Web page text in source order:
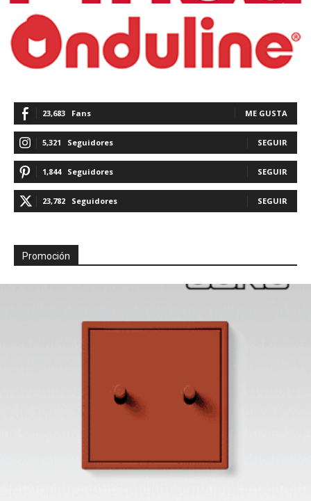
23,683 Fans ME GUSTA
5,321 Seguidores SEGUIR
1,844 Seguidores SEGUIR
23,782 Seguidores SEGUIR
Promoción